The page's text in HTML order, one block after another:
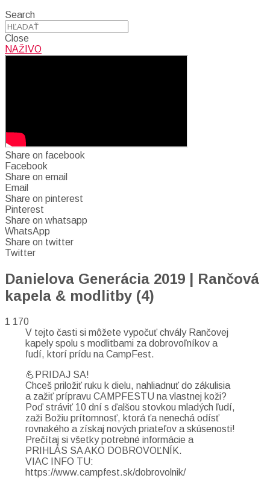
Search
Close
NAŽIVO
Share on facebook
Facebook
Share on email
Email
Share on pinterest
Pinterest
Share on whatsapp
WhatsApp
Share on twitter
Twitter
Danielova Generácia 2019 | Rančová
kapela & modlitby (4)
1 170
V tejto časti si môžete vypočuť chvály Rančovej
kapely spolu s modlitbami za dobrovoľníkov a
ľudí, ktorí prídu na CampFest.
💪PRIDAJ SA!
Chceš priložiť ruku k dielu, nahliadnuť do zákulisia
a zažiť prípravu CAMPFESTU na vlastnej koži?
Poď stráviť 10 dní s ďalšou stovkou mladých ľudí,
zaži Božiu prítomnosť, ktorá ťa nenechá odísť
rovnakého a získaj nových priateľov a skúsenosti!
Prečítaj si všetky potrebné informácie a
PRIHLÁS SA AKO DOBROVOĽNÍK.
VIAC INFO TU:
https://www.campfest.sk/dobrovolnik/